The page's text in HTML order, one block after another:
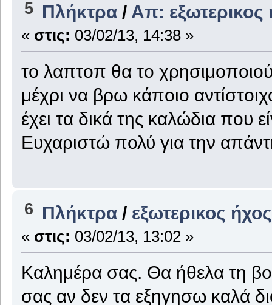
5 Πλήκτρα / Απ:
« στις: 03/02/13, 14:38 »
το λαπτοπ θα το
μέχρι να βρω κάποιο
έχει τα δικά της καλώδια που
Ευχαριστώ πολύ για την
6 Πλήκτρα / εξωτερικος
« στις: 03/02/13, 13:02 »
Καλημέρα σας. Θα ήθελα τη
σας αν δεν τα εξηγησω καλά